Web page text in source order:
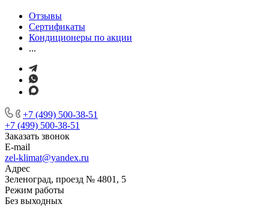
Отзывы
Сертификаты
Кондиционеры по акции
...
+7 (499) 500-38-51
+7 (499) 500-38-51
Заказать звонок
E-mail
zel-klimat@yandex.ru
Адрес
Зеленоград, проезд № 4801, 5
Режим работы
Без выходных